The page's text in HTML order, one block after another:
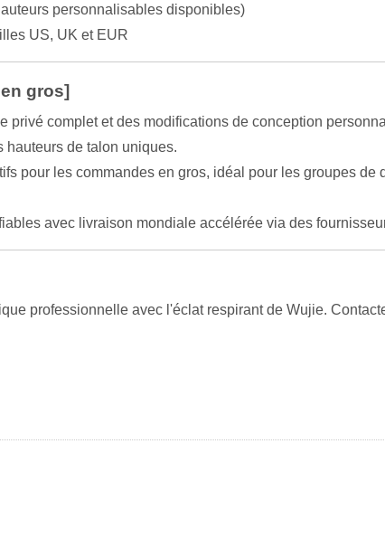
personnalisables disponibles)
US, UK et EUR
gros]
privé complet et des modifications de conception
hauteurs de talon uniques.
pour les commandes en gros, idéal pour les groupes
avec livraison mondiale accélérée via des
professionnelle avec l'éclat respirant de Wujie.